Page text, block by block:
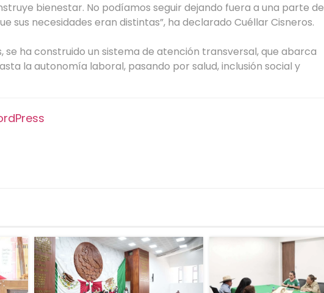
bienestar. No podíamos seguir dejando fuera a una parte de
sus necesidades eran distintas”, ha declarado Cuéllar Cisneros.
se ha construido un sistema de atención transversal, que abarca
la autonomía laboral, pasando por salud, inclusión social y